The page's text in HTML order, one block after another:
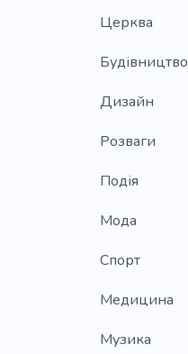
Церква
Будівництво
Дизайн
Розваги
Подія
Мода
Cпорт
Медицина
Музика